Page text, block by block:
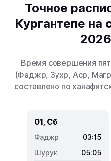
Точное
Кургантепе на
Время совершения
(Фаджр, Зухр, Аср,
составлено по
01, Сб
03:15
05:05